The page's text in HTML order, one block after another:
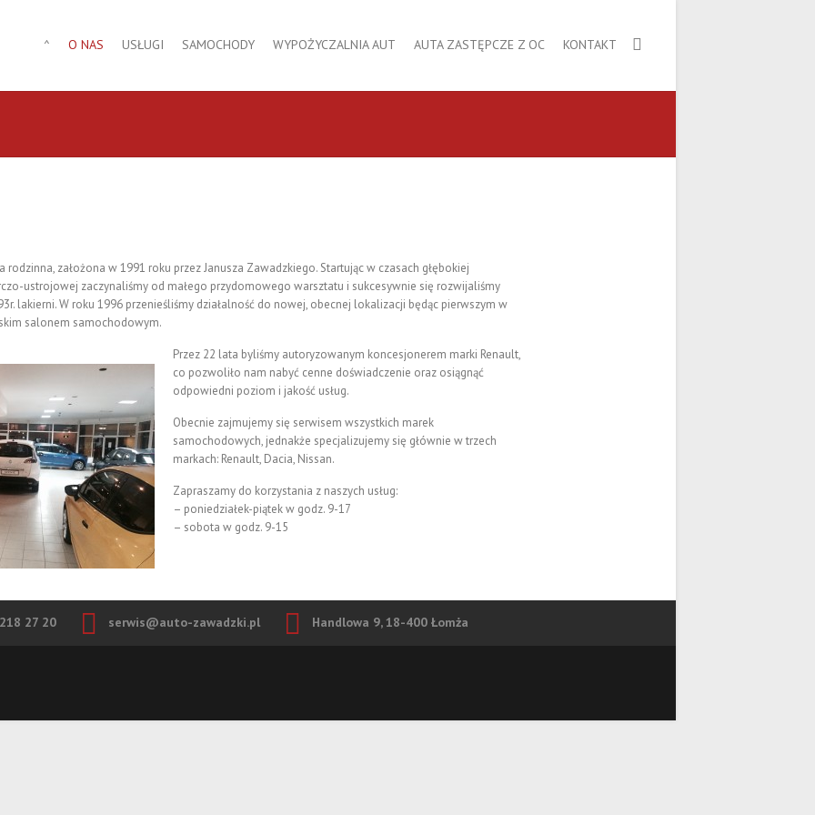
^ O NAS USŁUGI SAMOCHODY WYPOŻYCZALNIA AUT AUTA ZASTĘPCZE Z OC KONTAKT
rodzinna, założona w 1991 roku przez Janusza Zawadzkiego. Startując w czasach głębokiej
ustrojowej zaczynaliśmy od małego przydomowego warsztatu i sukcesywnie się rozwijaliśmy
lakierni. W roku 1996 przenieśliśmy działalność do nowej, obecnej lokalizacji będąc pierwszym w
salonem samochodowym.
Przez 22 lata byliśmy autoryzowanym koncesjonerem marki Renault,
co pozwoliło nam nabyć cenne doświadczenie oraz osiągnąć
odpowiedni poziom i jakość usług.
Obecnie zajmujemy się serwisem wszystkich marek
samochodowych, jednakże specjalizujemy się głównie w trzech
markach: Renault, Dacia, Nissan.
Zapraszamy do korzystania z naszych usług:
– poniedziałek-piątek w godz. 9-17
– sobota w godz. 9-15
27 20 serwis@auto-zawadzki.pl Handlowa 9, 18-400 Łomża